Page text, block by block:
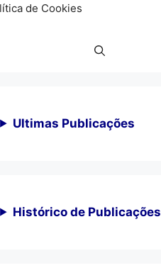
de Cookies
Ultimas Publicações
Histórico de Publicações